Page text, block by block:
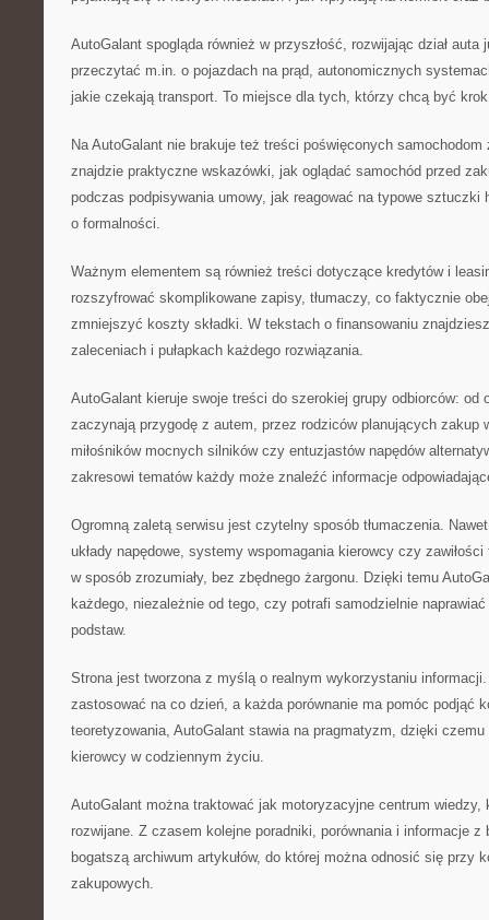
AutoGalant spogląda również w przyszłość, rozwijając dział
przeczytać m.in. o pojazdach na prąd, autonomicznych
jakie czekają transport. To miejsce dla tych, którzy chcą być
Na AutoGalant nie brakuje też treści poświęconych
znajdzie praktyczne wskazówki, jak oglądać samochód przed
podczas podpisywania umowy, jak reagować na typowe sztuczki
o formalności.
Ważnym elementem są również treści dotyczące kredytów i
rozszyfrować skomplikowane zapisy, tłumaczy, co faktycznie
zmniejszyć koszty składki. W tekstach o finansowaniu
zaleceniach i pułapkach każdego rozwiązania.
AutoGalant kieruje swoje treści do szerokiej grupy odbiorców: od
zaczynają przygodę z autem, przez rodziców planujących zakup
miłośników mocnych silników czy entuzjastów napędów
zakresowi tematów każdy może znaleźć informacje
Ogromną zaletą serwisu jest czytelny sposób tłumaczenia.
układy napędowe, systemy wspomagania kierowcy czy
w sposób zrozumiały, bez zbędnego żargonu. Dzięki temu
każdego, niezależnie od tego, czy potrafi samodzielnie
podstaw.
Strona jest tworzona z myślą o realnym wykorzystaniu
zastosować na co dzień, a każda porównanie ma pomóc podjąć
teoretyzowania, AutoGalant stawia na pragmatyzm, dzięki
kierowcy w codziennym życiu.
AutoGalant można traktować jak motoryzacyjne centrum wiedzy,
rozwijane. Z czasem kolejne poradniki, porównania i informacje z
bogatszą archiwum artykułów, do której można odnosić się przy
zakupowych.